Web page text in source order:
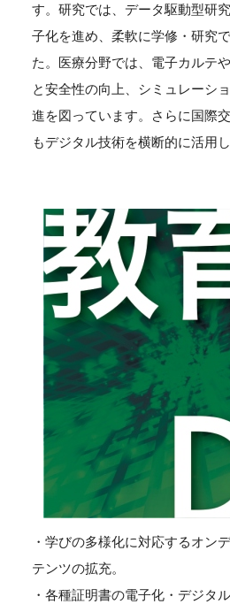
す。研究では、データ駆動型研
子化を進め、柔軟に学修・研究
た。医療分野では、電子カルテ
と安全性の向上、シミュレーシ
進を図っています。さらに国際
もデジタル技術を横断的に活用し
・学びの多様化に対応するオン
テンツの拡充。
・各種証明書の電子化・デジタ